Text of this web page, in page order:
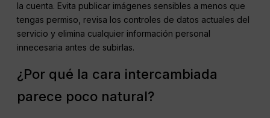
la cuenta. Evita publicar imágenes sensibles a menos que
tengas permiso, revisa los controles de datos actuales del
servicio y elimina cualquier información personal
innecesaria antes de subirlas.
¿Por qué la cara intercambiada
parece poco natural?